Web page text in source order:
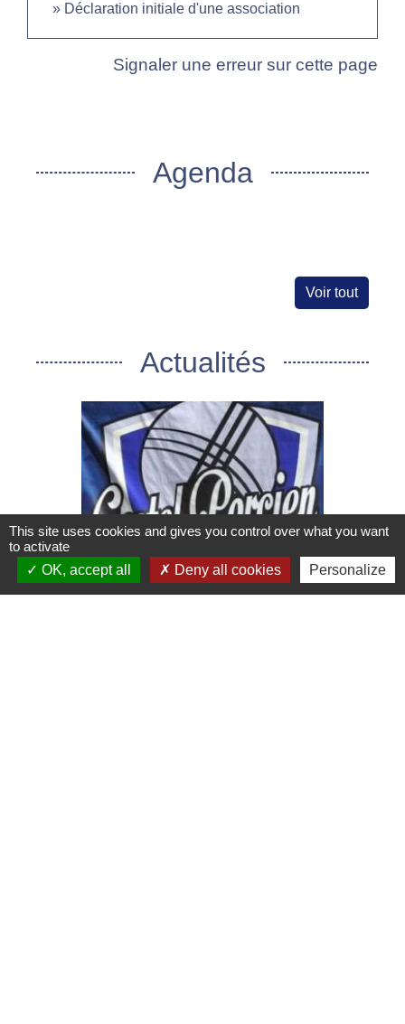
Déclaration initiale d'une association
Signaler une erreur sur cette page
Agenda
Voir tout
Actualités
chevron_left chevron_right
This site uses cookies and gives you control over what you want
to activate
OK, accept all
Deny all cookies Personalize